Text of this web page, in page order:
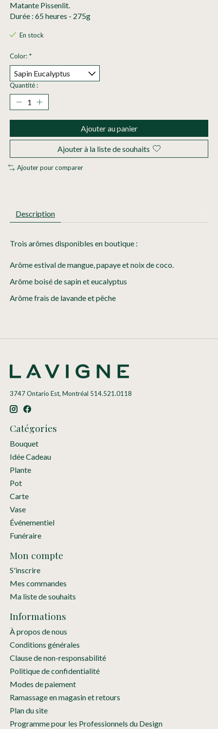
Matante Pissenlit.
Durée : 65 heures - 275g
En stock
Color: *
Quantité :
Ajouter au panier
Ajouter à la liste de souhaits
Ajouter pour comparer
Description
Trois arômes disponibles en boutique :
Arôme estival de mangue, papaye et noix de coco.
Arôme boisé de sapin et eucalyptus
Arôme frais de lavande et pêche
3747 Ontario Est, Montréal 514.521.0118
Catégories
Bouquet
Idée Cadeau
Plante
Pot
Carte
Vase
Événementiel
Funéraire
Mon compte
S'inscrire
Mes commandes
Ma liste de souhaits
Informations
À propos de nous
Conditions générales
Clause de non-responsabilité
Politique de confidentialité
Modes de paiement
Ramassage en magasin et retours
Plan du site
Programme pour les Professionnels du Design